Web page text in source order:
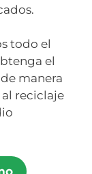
todo el
el
manera
reciclaje